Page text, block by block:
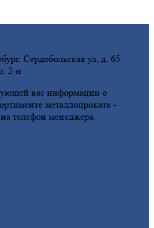
Сердобольская ул, д. 65
2-н
вас информации о
металлопроката -
телефон менеджера.